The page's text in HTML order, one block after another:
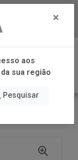
já nosso APP
0
×
aos
sua região
Pesquisar